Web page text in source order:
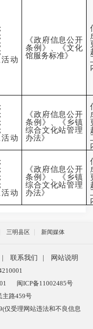
动
《政府信息公开
条例》、《文化
馆服务标准》
动
《政府信息公开
条例》、《乡镇
综合文化站管理
办法》
动
《政府信息公开
条例》、《乡镇
综合文化站管理
办法》
三明县区 新闻媒体
联系我们
网站说明
闽ICP备11002485号
主路459号
仅受理网站违法和不良信息